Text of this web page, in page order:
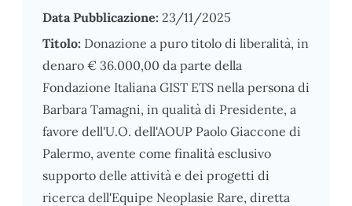
Data Pubblicazione: 23/11/2025
Titolo: Donazione a puro titolo di liberalità, in
denaro € 36.000,00 da parte della
Fondazione Italiana GIST ETS nella persona di
Barbara Tamagni, in qualità di Presidente, a
favore dell'U.O. dell'AOUP Paolo Giaccone di
Palermo, avente come finalità esclusivo
supporto delle attività e dei progetti di
ricerca dell'Equipe Neoplasie Rare, diretta